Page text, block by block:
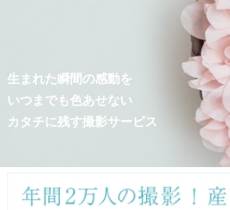
生まれた瞬間の感動を
いつまでも色あせない
カタチに残す撮影サービス